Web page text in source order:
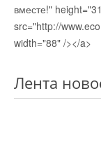
вместе!"
src="http://
width="88" /></a>
Лента